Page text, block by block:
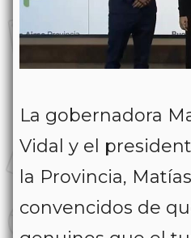
La gobernadora
Vidal y el
la Provincia,
convencidos de